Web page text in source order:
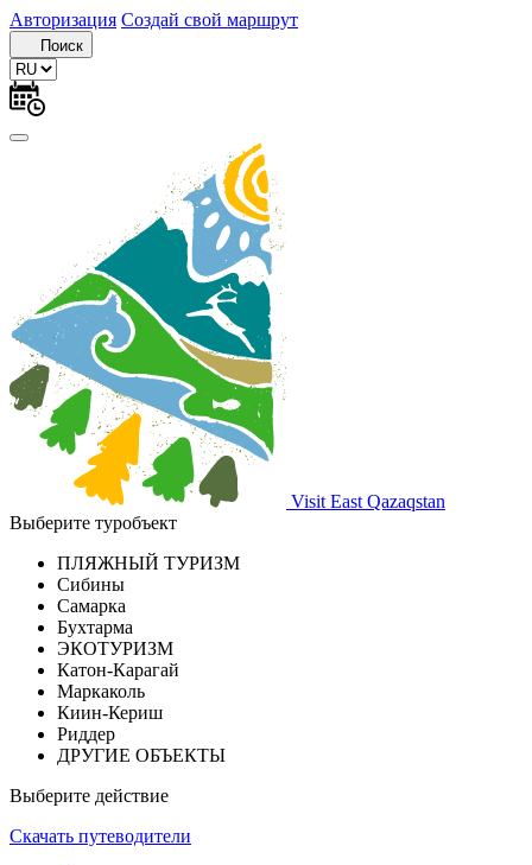
Авторизация Создай свой маршрут
Поиск
Visit East Qazaqstan
Выберите туробъект
ПЛЯЖНЫЙ ТУРИЗМ
Сибины
Самарка
Бухтарма
ЭКОТУРИЗМ
Катон-Карагай
Маркаколь
Киин-Кериш
Риддер
ДРУГИЕ ОБЪЕКТЫ
Выберите действие
Скачать путеводители